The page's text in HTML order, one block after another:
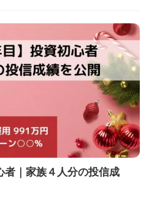
者｜家族４人分の投信成